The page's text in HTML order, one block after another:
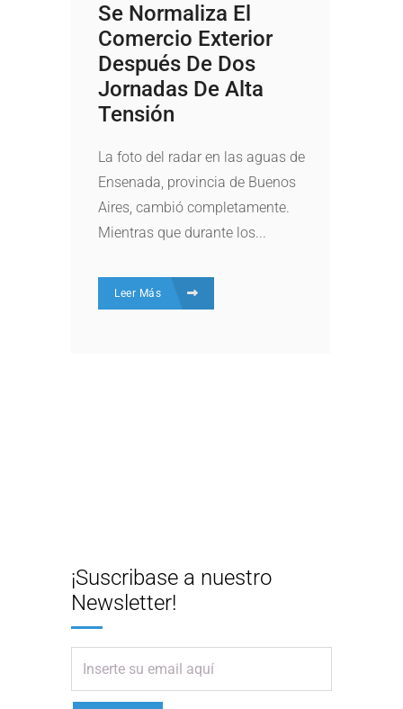
Se Normaliza El
Comercio Exterior
Después De Dos
Jornadas De Alta
Tensión
La foto del radar en las aguas de
Ensenada, provincia de Buenos
Aires, cambió completamente.
Mientras que durante los...
Leer Más
¡Suscribase a nuestro
Newsletter!